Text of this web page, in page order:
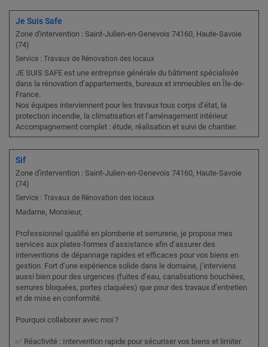
Je Suis Safe
Zone d'intervention : Saint-Julien-en-Genevois 74160, Haute-Savoie
(74)
Service : Travaux de Rénovation des locaux
JE SUIS SAFE est une entreprise générale du bâtiment spécialisée
dans la rénovation d’appartements, bureaux et immeubles en Île-de-
France.
Nos équipes interviennent pour les travaux tous corps d’état, la
protection incendie, la climatisation et l’aménagement intérieur.
Accompagnement complet : étude, réalisation et suivi de chantier.
Sif
Zone d'intervention : Saint-Julien-en-Genevois 74160, Haute-Savoie
(74)
Service : Travaux de Rénovation des locaux
Madame, Monsieur,
Professionnel qualifié en plomberie et serrurerie, je propose mes
services aux plates-formes d’assistance afin d’assurer des
interventions de dépannage rapides et efficaces pour vos biens en
gestion. Fort d’une expérience solide dans le domaine, j’interviens
aussi bien pour des urgences (fuites d’eau, canalisations bouchées,
serrures bloquées, portes claquées) que pour des travaux d’entretien
et de mise en conformité.
Pourquoi collaborer avec moi ?
✅ Réactivité : Intervention rapide pour sécuriser vos biens et limiter